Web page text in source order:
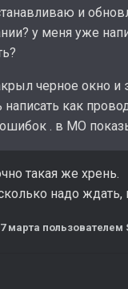
и
у меня уже
черное окно
написать как
. в MO
такая же хрень.
надо
7 марта пользователем